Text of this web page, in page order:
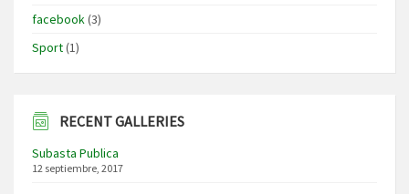
facebook(3)
Sport(1)
RECENT GALLERIES
Subasta Publica
12 septiembre, 2017